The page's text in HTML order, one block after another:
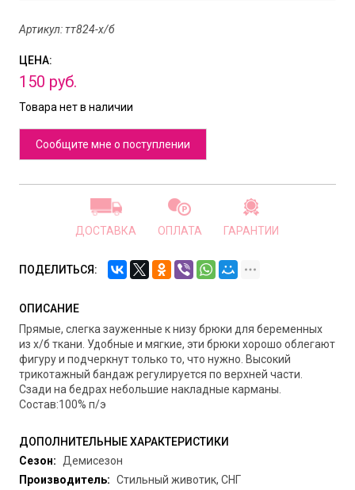
Артикул: тт824-х/б
ЦЕНА:
150 руб.
Товара нет в наличии
Сообщите мне о поступлении
ДОСТАВКА ОПЛАТА ГАРАНТИИ
ПОДЕЛИТЬСЯ:
ОПИСАНИЕ
Прямые, слегка зауженные к низу брюки для беременных
из х/б ткани. Удобные и мягкие, эти брюки хорошо облегают
фигуру и подчеркнут только то, что нужно. Высокий
трикотажный бандаж регулируется по верхней части.
Сзади на бедрах небольшие накладные карманы.
Состав:100% п/э
ДОПОЛНИТЕЛЬНЫЕ ХАРАКТЕРИСТИКИ
Сезон:
Демисезон
Производитель: Стильный животик, СНГ